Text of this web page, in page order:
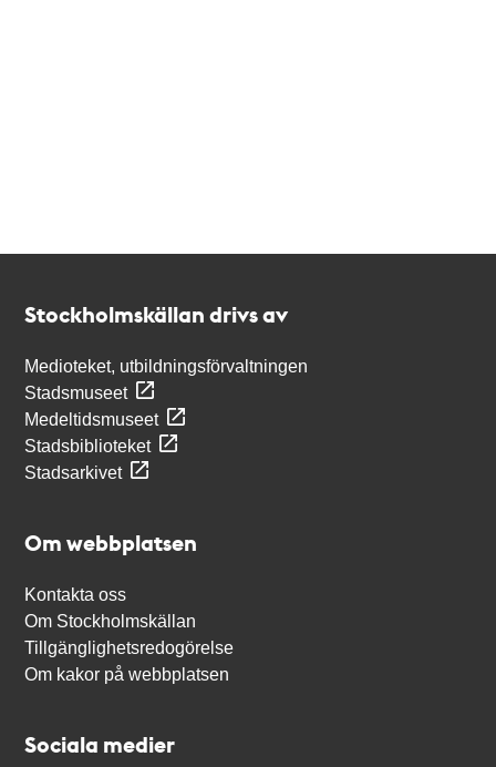
Stockholmskällan drivs av
Medioteket, utbildningsförvaltningen
Stadsmuseet
Medeltidsmuseet
Stadsbiblioteket
Stadsarkivet
Om webbplatsen
Kontakta oss
Om Stockholmskällan
Tillgänglighetsredogörelse
Om kakor på webbplatsen
Sociala medier